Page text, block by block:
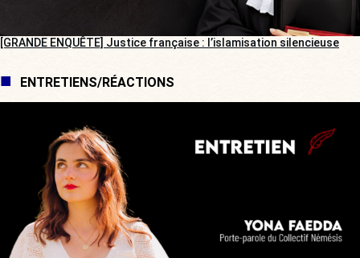
[GRANDE ENQUÊTE] Justice française : l’islamisation silencieuse
ENTRETIENS/RÉACTIONS